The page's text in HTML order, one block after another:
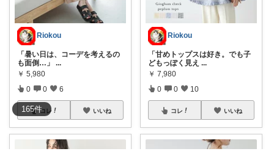
165件
Riokou
「暑い日は、コーデを考えるの
も面倒…」 ...
￥ 5,980
0 0 6
コレ いいね
Riokou
「甘めトップスは好き。でも子
どもっぽく見え ...
￥ 7,980
0 0 10
コレ いいね